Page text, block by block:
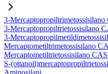
3-
3-Mercaptopropiltrietossisilano
3-
Mercaptometiltrimetossisilano
Mercaptometiltrietossisilano
S-
Aminosilani